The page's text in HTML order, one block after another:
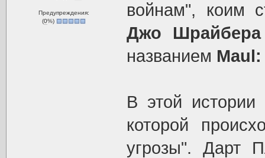
Предупреждения:
(0%)
войнам", коим
Джо
названием
В этой
которой
угрозы". Дарт